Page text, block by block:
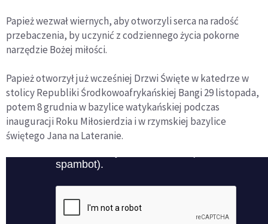
Papież wezwał wiernych, aby otworzyli serca na radość
przebaczenia, by uczynić z codziennego życia pokorne
narzędzie Bożej miłości.
Papież otworzył już wcześniej Drzwi Święte w katedrze w
stolicy Republiki Środkowoafrykańskiej Bangi 29 listopada,
potem 8 grudnia w bazylice watykańskiej podczas
inauguracji Roku Miłosierdzia i w rzymskiej bazylice
świętego Jana na Lateranie.